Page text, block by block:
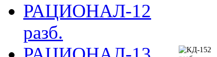
РАЦИОНАЛ-12
разб.